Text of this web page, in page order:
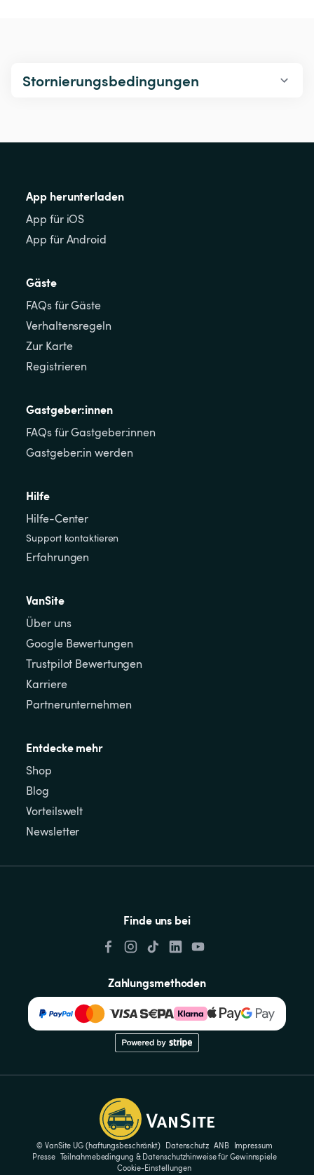
Stornierungsbedingungen
App herunterladen
App für iOS
App für Android
Gäste
FAQs für Gäste
Verhaltensregeln
Zur Karte
Registrieren
Gastgeber:innen
FAQs für Gastgeber:innen
Gastgeber:in werden
Hilfe
Hilfe-Center
Support kontaktieren
Erfahrungen
VanSite
Über uns
Google Bewertungen
Trustpilot Bewertungen
Karriere
Partnerunternehmen
Entdecke mehr
Shop
Blog
Vorteilswelt
Newsletter
Finde uns bei
Zahlungsmethoden
© VanSite UG (haftungsbeschränkt) Datenschutz ANB
Impressum
Presse Teilnahmebedingung & Datenschutzhinweise für Gewinnspiele
Cookie-Einstellungen